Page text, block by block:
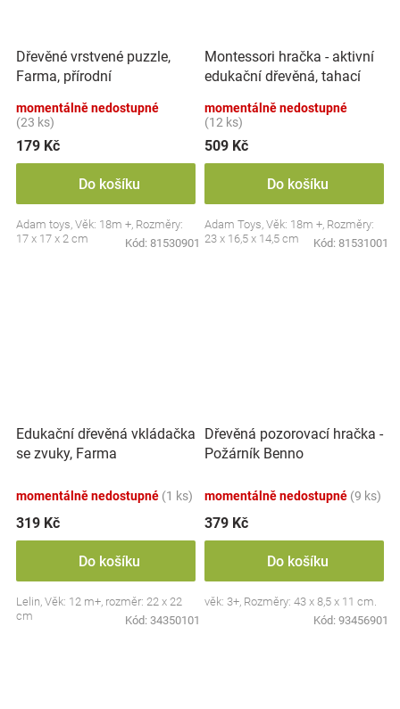
Dřevěné vrstvené puzzle,
Farma, přírodní
momentálně nedostupné
(23 ks)
179 Kč
Do košíku
Adam toys, Věk: 18m +, Rozměry:
17 x 17 x 2 cm
Kód: 81530901
Montessori hračka - aktivní
edukační dřevěná, tahací
momentálně nedostupné
(12 ks)
509 Kč
Do košíku
Adam Toys, Věk: 18m +, Rozměry:
23 x 16,5 x 14,5 cm
Kód: 81531001
Edukační dřevěná vkládačka
se zvuky, Farma
momentálně nedostupné (1 ks)
319 Kč
Do košíku
Lelin, Věk: 12 m+, rozměr: 22 x 22
cm
Kód: 34350101
Dřevěná pozorovací hračka -
Požárník Benno
momentálně nedostupné (9 ks)
379 Kč
Do košíku
věk: 3+, Rozměry: 43 x 8,5 x 11 cm.
Kód: 93456901